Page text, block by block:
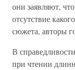
они заявляют,
отсутствие
сюжета, авторы
В
при чтении